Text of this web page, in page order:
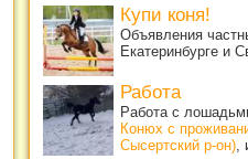
Купи коня!
Объявления
Екатеринбурге и
Работа
Работа с
Конюх с
Сысертский р-он)